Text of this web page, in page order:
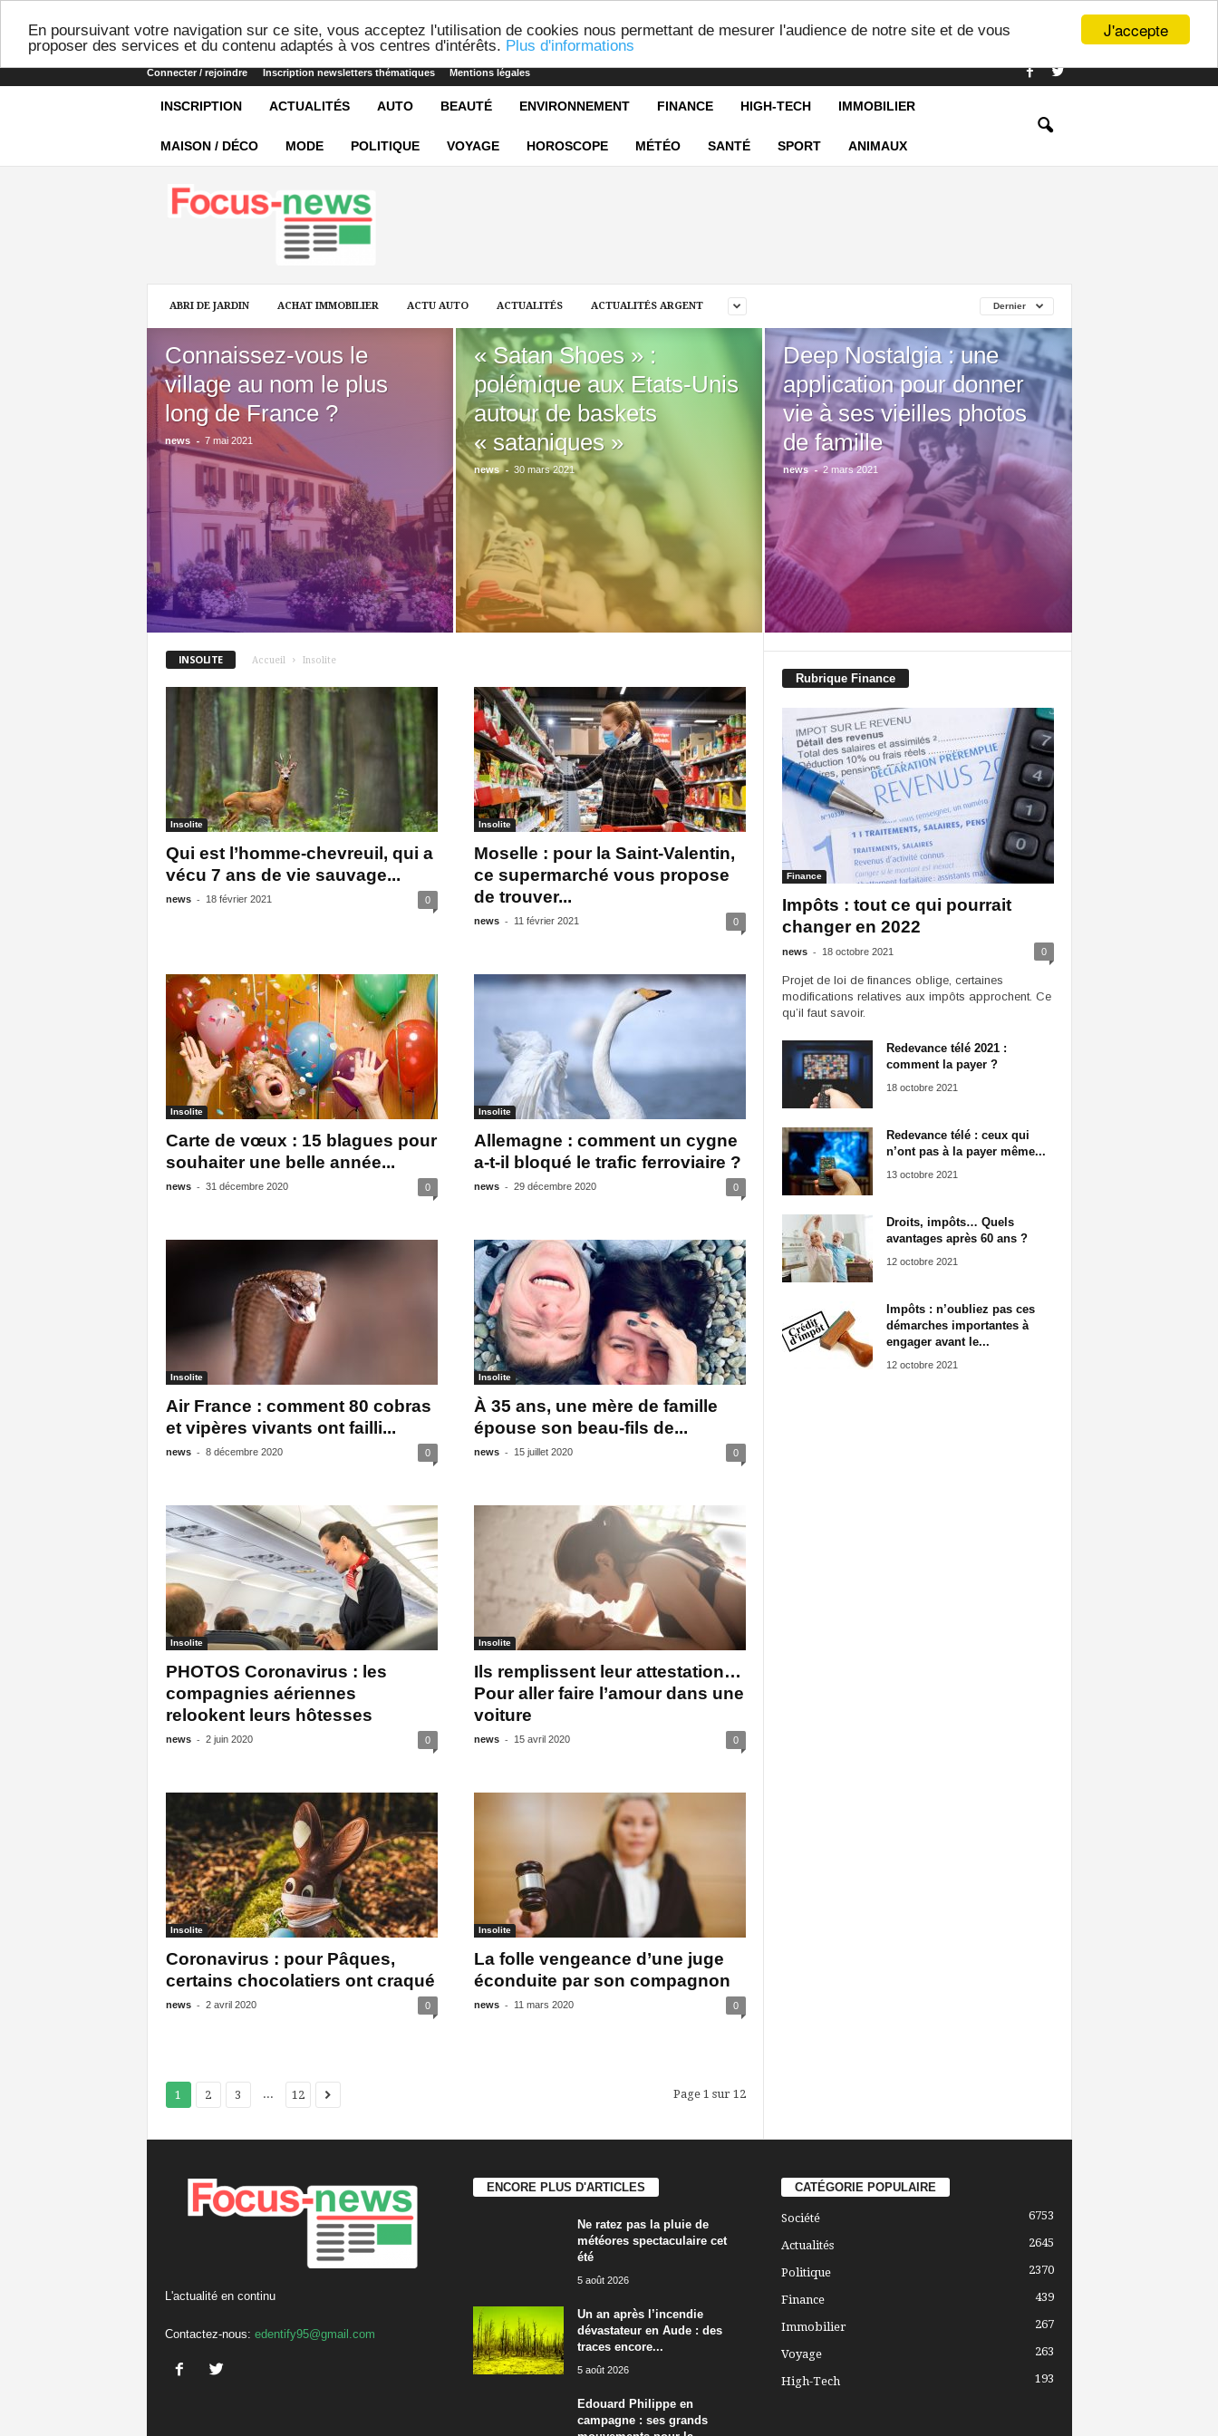
J'accepte
En poursuivant votre navigation sur ce site, vous acceptez l'utilisation de cookies nous permettant de mesurer l'audience de notre site et de vous
proposer des services et du contenu adaptés à vos centres d'intérêts. Plus d'informations
Connecter / rejoindre Inscription newsletters thématiques Mentions légales
INSCRIPTION ACTUALITÉS AUTO BEAUTÉ ENVIRONNEMENT FINANCE HIGH-TECH IMMOBILIER
MAISON / DÉCO MODE POLITIQUE VOYAGE HOROSCOPE MÉTÉO SANTÉ SPORT ANIMAUX
ABRI DE JARDIN ACHAT IMMOBILIER ACTU AUTO ACTUALITÉS ACTUALITÉS ARGENT Dernier
Connaissez-vous le
village au nom le plus
long de France ?
news - 7 mai 2021
« Satan Shoes » :
polémique aux Etats-Unis
autour de baskets
« sataniques »
news - 30 mars 2021
Deep Nostalgia : une
application pour donner
vie à ses vieilles photos
de famille
news - 2 mars 2021
INSOLITE Accueil Insolite
Insolite
Qui est l’homme-chevreuil, qui a
vécu 7 ans de vie sauvage...
news - 18 février 2021 0
Insolite
Moselle : pour la Saint-Valentin,
ce supermarché vous propose
de trouver...
news - 11 février 2021 0
Insolite
Carte de vœux : 15 blagues pour
souhaiter une belle année...
news - 31 décembre 2020 0
Insolite
Allemagne : comment un cygne
a-t-il bloqué le trafic ferroviaire ?
news - 29 décembre 2020 0
Insolite
Air France : comment 80 cobras
et vipères vivants ont failli...
news - 8 décembre 2020 0
Insolite
À 35 ans, une mère de famille
épouse son beau-fils de...
news - 15 juillet 2020 0
Insolite
PHOTOS Coronavirus : les
compagnies aériennes
relookent leurs hôtesses
news - 2 juin 2020 0
Insolite
Ils remplissent leur attestation…
Pour aller faire l’amour dans une
voiture
news - 15 avril 2020 0
Insolite
Coronavirus : pour Pâques,
certains chocolatiers ont craqué
news - 2 avril 2020 0
Insolite
La folle vengeance d’une juge
éconduite par son compagnon
news - 11 mars 2020 0
1 2 3 ... 12 Page 1 sur 12
Rubrique Finance
Finance
Impôts : tout ce qui pourrait
changer en 2022
news - 18 octobre 2021 0
Projet de loi de finances oblige, certaines
modifications relatives aux impôts approchent. Ce
qu’il faut savoir.
Redevance télé 2021 :
comment la payer ?
18 octobre 2021
Redevance télé : ceux qui
n’ont pas à la payer même...
13 octobre 2021
Droits, impôts… Quels
avantages après 60 ans ?
12 octobre 2021
Impôts : n’oubliez pas ces
démarches importantes à
engager avant le...
12 octobre 2021
L'actualité en continu
Contactez-nous: edentify95@gmail.com
ENCORE PLUS D'ARTICLES
Ne ratez pas la pluie de
météores spectaculaire cet
été
5 août 2026
Un an après l’incendie
dévastateur en Aude : des
traces encore...
5 août 2026
Edouard Philippe en
campagne : ses grands
CATÉGORIE POPULAIRE
Société 6753
Actualités 2645
Politique 2370
Finance 439
Immobilier 267
Voyage 263
High-Tech 193